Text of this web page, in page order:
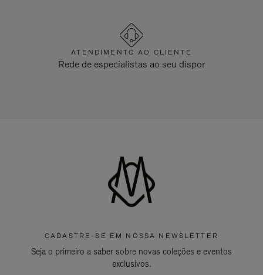
ATENDIMENTO AO CLIENTE
Rede de especialistas ao seu dispor
CADASTRE-SE EM NOSSA NEWSLETTER
Seja o primeiro a saber sobre novas coleções e eventos
exclusivos.